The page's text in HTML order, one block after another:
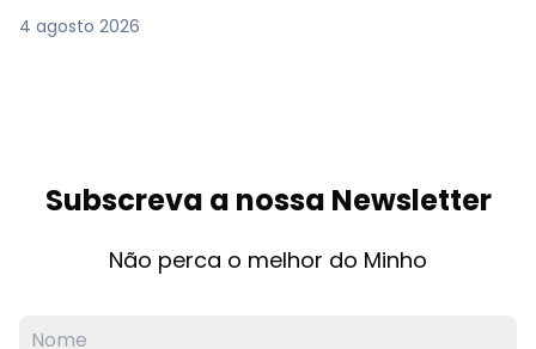
4 agosto 2026
Subscreva a nossa Newsletter
Não perca o melhor do Minho